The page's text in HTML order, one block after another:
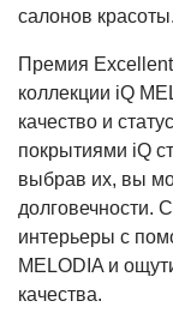
салонов красоты.
Премия
коллекции iQ
качество и
покрытиями iQ
выбрав их, вы
долговечности.
интерьеры с
MELODIA и
качества.